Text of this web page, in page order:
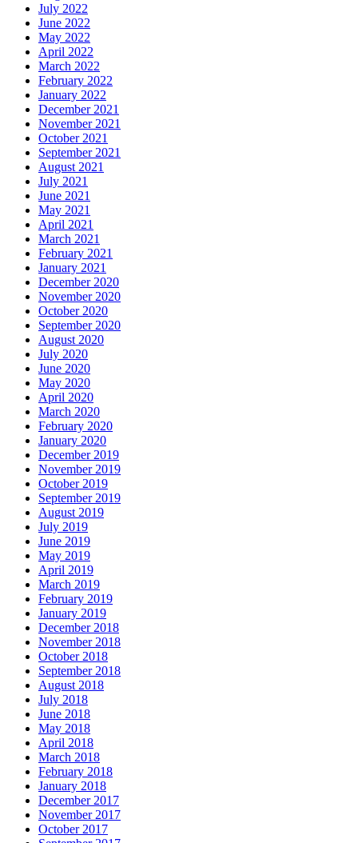
July 2022
June 2022
May 2022
April 2022
March 2022
February 2022
January 2022
December 2021
November 2021
October 2021
September 2021
August 2021
July 2021
June 2021
May 2021
April 2021
March 2021
February 2021
January 2021
December 2020
November 2020
October 2020
September 2020
August 2020
July 2020
June 2020
May 2020
April 2020
March 2020
February 2020
January 2020
December 2019
November 2019
October 2019
September 2019
August 2019
July 2019
June 2019
May 2019
April 2019
March 2019
February 2019
January 2019
December 2018
November 2018
October 2018
September 2018
August 2018
July 2018
June 2018
May 2018
April 2018
March 2018
February 2018
January 2018
December 2017
November 2017
October 2017